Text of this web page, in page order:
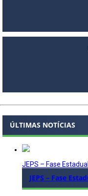
ÚLTIMAS NOTÍCIAS
JEPS – Fase Estadual
JEPS – Fase